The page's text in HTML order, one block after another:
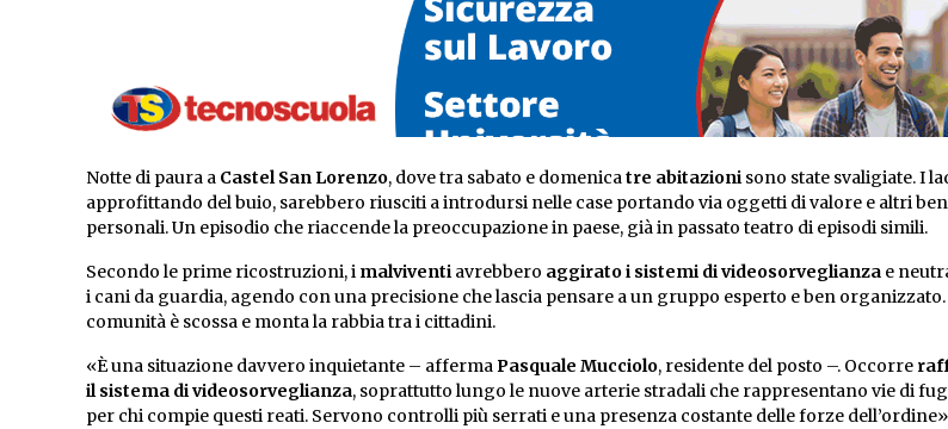
Notte di paura a Castel San Lorenzo, dove tra sabato e domenicatre abitazioni sono state svaligiate. I
approfittando del buio, sarebbero riusciti a introdursi nelle case portando via oggetti di valore e altri
personali. Un episodio che riaccende la preoccupazione in paese, già in passato teatro di episodi simili.
Secondo le prime ricostruzioni, i malviventi avrebbero aggirato i sistemi di videosorveglianza e
i cani da guardia, agendo con una precisione che lascia pensare a un gruppo esperto e ben organizzato.
comunità è scossa e monta la rabbia tra i cittadini.
«È una situazione davvero inquietante – affermaPasquale Mucciolo, residente del posto –. Occorre
il sistema di videosorveglianza, soprattutto lungo le nuove arterie stradali che rappresentano vie di
per chi compie questi reati. Servono controlli più serrati e una presenza costante delle forze